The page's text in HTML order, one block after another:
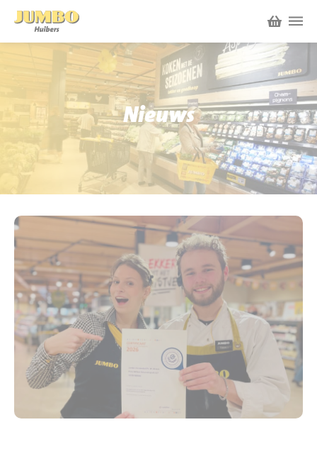
Winkels
P.W.A. Park
Bruïneplein
Nieuws
Acties
Werken bij Jumbo Huibers
Vacatures en Solliciteren
Werken en leren
Jumbo.com
BBQ gigant webshop
Jumbo Huibers Specials
Nieuws